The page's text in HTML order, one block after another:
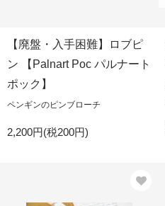
【廃盤・入手困難】ロブピ
ン 【Palnart Poc パルナート
ポック】
ペンギンのピンブローチ
2,200円(税200円)